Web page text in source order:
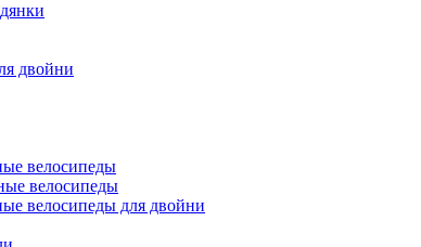
двойни
велосипеды
велосипеды
велосипеды для двойни